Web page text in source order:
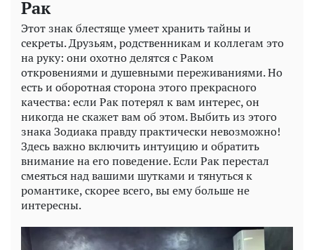
Рак
Этот знак блестяще умеет хранить тайны и
секреты. Друзьям, родственникам и коллегам это
на руку: они охотно делятся с Раком
откровениями и душевными переживаниями. Но
есть и оборотная сторона этого прекрасного
качества: если Рак потерял к вам интерес, он
никогда не скажет вам об этом. Выбить из этого
знака Зодиака правду практически невозможно!
Здесь важно включить интуицию и обратить
внимание на его поведение. Если Рак перестал
смеяться над вашими шутками и тянуться к
романтике, скорее всего, вы ему больше не
интересны.